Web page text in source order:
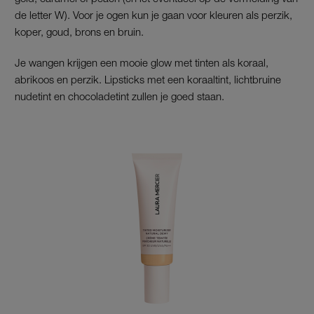
de letter W). Voor je ogen kun je gaan voor kleuren als perzik,
koper, goud, brons en bruin.
Je wangen krijgen een mooie glow met tinten als koraal,
abrikoos en perzik. Lipsticks met een koraaltint, lichtbruine
nudetint en chocoladetint zullen je goed staan.